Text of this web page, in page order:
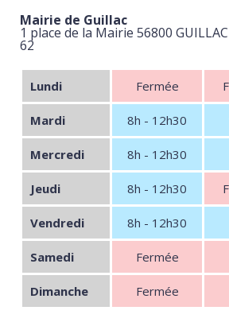
Mairie de Guillac
1 place de la Mairie 56800
62
Lundi Fermée
Mardi 8h - 12h30
Mercredi 8h - 12h30
Jeudi 8h - 12h30
Vendredi 8h - 12h30
Samedi Fermée
Dimanche Fermée